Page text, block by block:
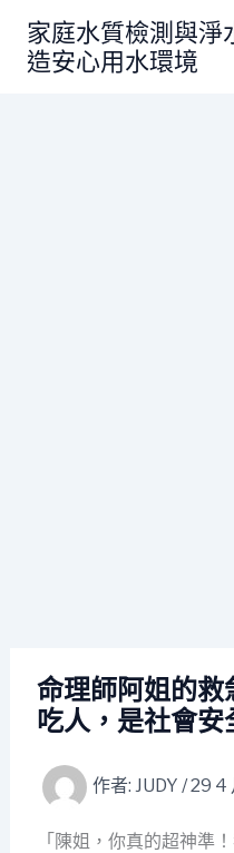
家庭水質檢測與淨
造安心用水環境
命理師阿姐的救
吃人，是社會安
作者: JUDY /29 4
「陳姐，你真的超神準